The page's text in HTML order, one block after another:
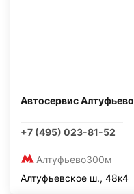
Автосервис Алтуфьево
+7 (495) 023-81-52
Алтуфьево300м
Алтуфьевское ш., 48к4